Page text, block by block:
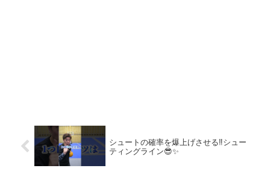
シュートの確率を爆上げさせる‼️シュー
ティングライン😎✨